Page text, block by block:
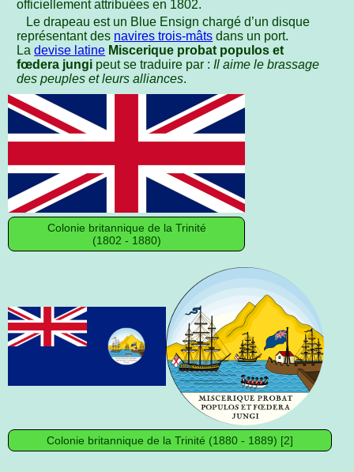
officiellement attribuées en 1802.
Le drapeau est un Blue Ensign chargé d’un disque
représentant des navires trois-mâts dans un port.
Ladevise latine Miscerique probat populos et
fœdera jungi peut se traduire par : Il aime le brassage
des peuples et leurs alliances.
Colonie britannique de la Trinité
(1802 - 1880)
Colonie britannique de la Trinité (1880 - 1889) [2]